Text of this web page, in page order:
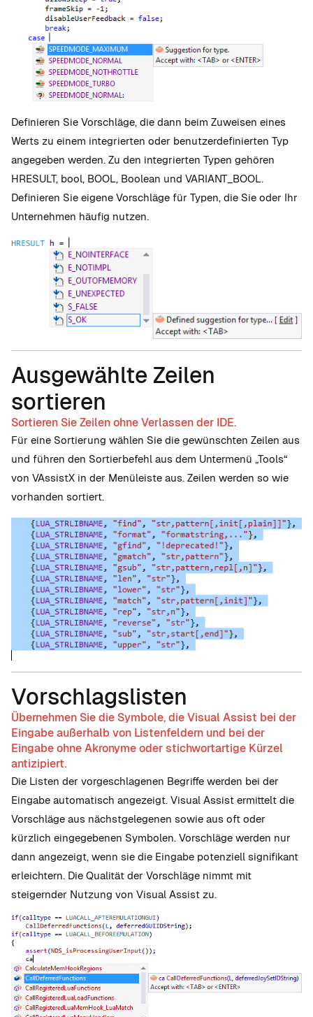
Definieren Sie Vorschläge, die dann beim Zuweisen eines
Werts zu einem integrierten oder benutzerdefinierten Typ
angegeben werden. Zu den integrierten Typen gehören
HRESULT, bool, BOOL, Boolean und VARIANT_BOOL.
Definieren Sie eigene Vorschläge für Typen, die Sie oder Ihr
Unternehmen häufig nutzen.
Ausgewählte Zeilen
sortieren
Sortieren Sie Zeilen ohne Verlassen der IDE.
Für eine Sortierung wählen Sie die gewünschten Zeilen aus
und führen den Sortierbefehl aus dem Untermenü „Tools“
von VAssistX in der Menüleiste aus. Zeilen werden so wie
vorhanden sortiert.
Vorschlagslisten
Übernehmen Sie die Symbole, die Visual Assist bei der
Eingabe außerhalb von Listenfeldern und bei der
Eingabe ohne Akronyme oder stichwortartige Kürzel
antizipiert.
Die Listen der vorgeschlagenen Begriffe werden bei der
Eingabe automatisch angezeigt. Visual Assist ermittelt die
Vorschläge aus nächstgelegenen sowie aus oft oder
kürzlich eingegebenen Symbolen. Vorschläge werden nur
dann angezeigt, wenn sie die Eingabe potenziell signifikant
erleichtern. Die Qualität der Vorschläge nimmt mit
steigernder Nutzung von Visual Assist zu.